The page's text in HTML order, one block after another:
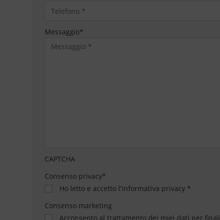
Messaggio*
CAPTCHA
Consenso privacy*
Ho letto e accetto l'informativa privacy *
Consenso marketing
Acconsento al trattamento dei miei dati per